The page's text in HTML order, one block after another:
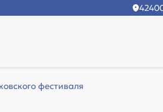
фестиваля